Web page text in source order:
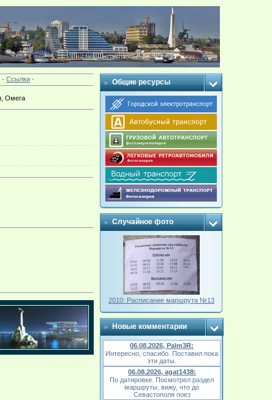
· Ссылки·
Омега
Общие ресурсы
Случайное фото
2010: Расписание маршрута №13
Новые комментарии
06.08.2026, Palm3R:
Интересно, спасибо. Поставил пока
эти даты.
06.08.2026, agat1438:
По датировке. Посмотрел раздел
маршруты, вижу, что до
Севастополя поез